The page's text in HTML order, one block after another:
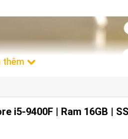
i5-9400F | Ram 16GB |